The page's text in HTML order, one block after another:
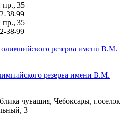
пр., 35
38-99
пр., 35
38-99
резерва имени В.М.
чувашия, Чебоксары, поселок
3